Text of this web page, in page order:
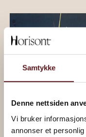
Samtykke
Denne nettsiden
Vi bruker
annonser et